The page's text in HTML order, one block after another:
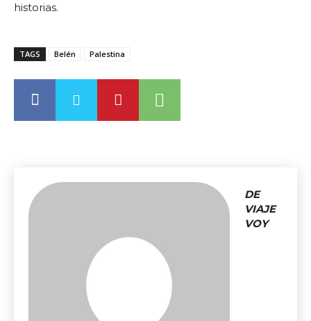
historias.
TAGS Belén Palestina
DE
VIAJE
VOY